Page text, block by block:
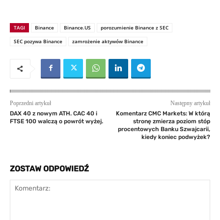
TAGI Binance Binance.US
porozumienie Binance z SEC
SEC pozywa Binance
zamrożenie aktywów Binance
Poprzedni artykuł
DAX 40 z nowym ATH. CAC 40 i
FTSE 100 walczą o powrót wyżej.
Następny artykuł
Komentarz CMC Markets: W którą
stronę zmierza poziom stóp
procentowych Banku Szwajcarii,
kiedy koniec podwyżek?
ZOSTAW ODPOWIEDŹ